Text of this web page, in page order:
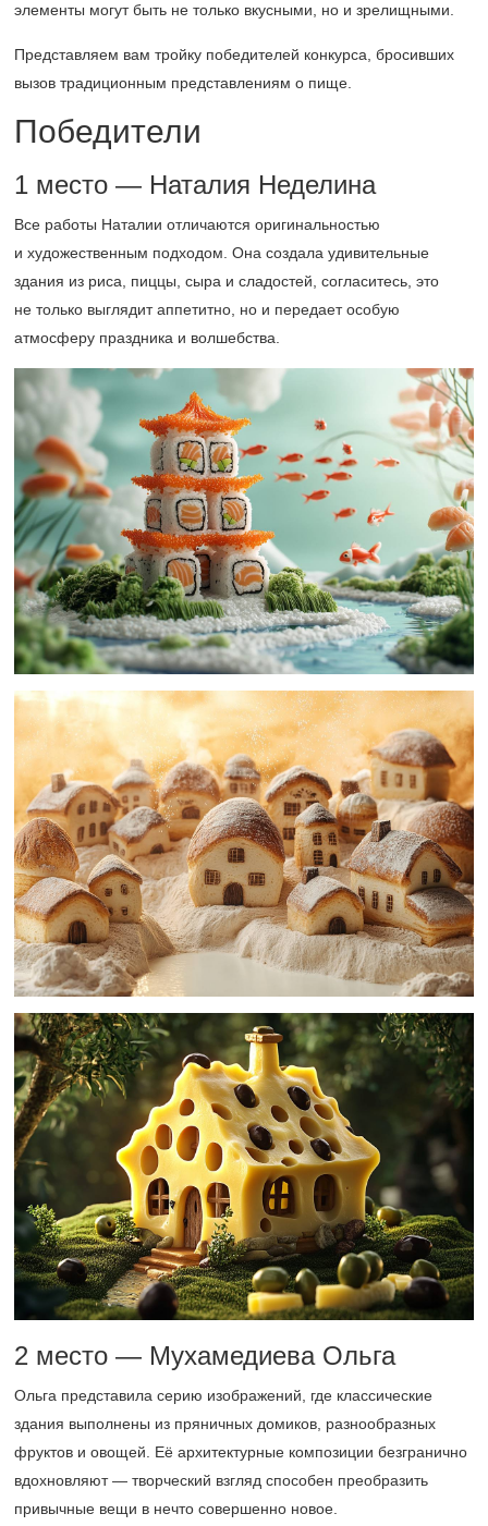
элементы могут быть не только вкусными, но и зрелищными.
Представляем вам тройку победителей конкурса, бросивших
вызов традиционным представлениям о пище.
Победители
1 место — Наталия Неделина
Все работы Наталии отличаются оригинальностью
и художественным подходом. Она создала удивительные
здания из риса, пиццы, сыра и сладостей, согласитесь, это
не только выглядит аппетитно, но и передает особую
атмосферу праздника и волшебства.
2 место — Мухамедиева Ольга
Ольга представила серию изображений, где классические
здания выполнены из пряничных домиков, разнообразных
фруктов и овощей. Её архитектурные композиции безгранично
вдохновляют — творческий взгляд способен преобразить
привычные вещи в нечто совершенно новое.